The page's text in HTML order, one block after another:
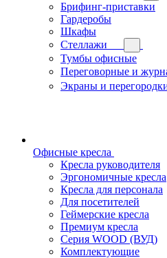
Брифинг-приставки
Гардеробы
Шкафы
Стеллажи
Тумбы офисные
Переговорные и
Экраны и
Офисные кресла
Кресла руководителя
Эргономичные кресла
Кресла для персонала
Для посетителей
Геймерские кресла
Премиум кресла
Серия WOOD (ВУД)
Комплектующие